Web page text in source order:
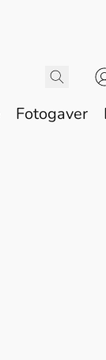
Fotogaver